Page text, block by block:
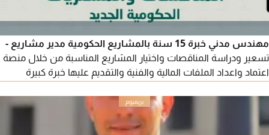
مهندس مدني خبرة 15 سنة بالمشاريع الحكومية مدير مشاريع -
تسعير ودراسة المناقصات واختيار المشاريع المناسبة من خلال منصة
اعتماد واعداد الملفات المالية والفنية والتقديم عليها خبرة كبيرة
(الرجاء التواصل فقط للشركات ذات القدرة ولديها المتطلبات
والامكانيات المالية والفنية للمشاريع الحكومية)